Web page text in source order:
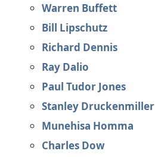
Warren Buffett
Bill Lipschutz
Richard Dennis
Ray Dalio
Paul Tudor Jones
Stanley Druckenmiller
Munehisa Homma
Charles Dow